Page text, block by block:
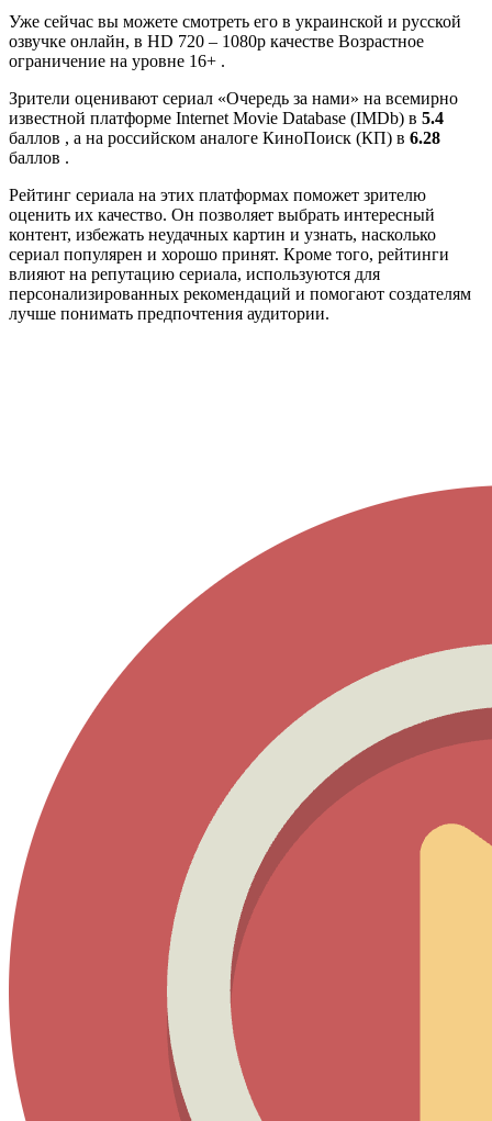
Уже сейчас вы можете смотреть его в украинской и русской
озвучке онлайн, в HD 720 – 1080p качестве Возрастное
ограничение на уровне 16+ .
Зрители оценивают сериал «Очередь за нами» на всемирно
известной платформе Internet Movie Database (IMDb) в 5.4
баллов , а на российском аналоге КиноПоиск (КП) в 6.28
баллов .
Рейтинг сериала на этих платформах поможет зрителю
оценить их качество. Он позволяет выбрать интересный
контент, избежать неудачных картин и узнать, насколько
сериал популярен и хорошо принят. Кроме того, рейтинги
влияют на репутацию сериала, используются для
персонализированных рекомендаций и помогают создателям
лучше понимать предпочтения аудитории.